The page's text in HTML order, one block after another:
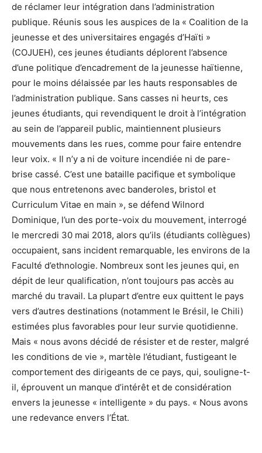
de réclamer leur intégration dans l’administration
publique. Réunis sous les auspices de la « Coalition de la
jeunesse et des universitaires engagés d’Haïti »
(COJUEH), ces jeunes étudiants déplorent l’absence
d’une politique d’encadrement de la jeunesse haïtienne,
pour le moins délaissée par les hauts responsables de
l’administration publique. Sans casses ni heurts, ces
jeunes étudiants, qui revendiquent le droit à l’intégration
au sein de l’appareil public, maintiennent plusieurs
mouvements dans les rues, comme pour faire entendre
leur voix. « Il n’y a ni de voiture incendiée ni de pare-
brise cassé. C’est une bataille pacifique et symbolique
que nous entretenons avec banderoles, bristol et
Curriculum Vitae en main », se défend Wilnord
Dominique, l’un des porte-voix du mouvement, interrogé
le mercredi 30 mai 2018, alors qu’ils (étudiants collègues)
occupaient, sans incident remarquable, les environs de la
Faculté d’ethnologie. Nombreux sont les jeunes qui, en
dépit de leur qualification, n’ont toujours pas accès au
marché du travail. La plupart d’entre eux quittent le pays
vers d’autres destinations (notamment le Brésil, le Chili)
estimées plus favorables pour leur survie quotidienne.
Mais « nous avons décidé de résister et de rester, malgré
les conditions de vie », martèle l’étudiant, fustigeant le
comportement des dirigeants de ce pays, qui, souligne-t-
il, éprouvent un manque d’intérêt et de considération
envers la jeunesse « intelligente » du pays. « Nous avons
une redevance envers l’État.